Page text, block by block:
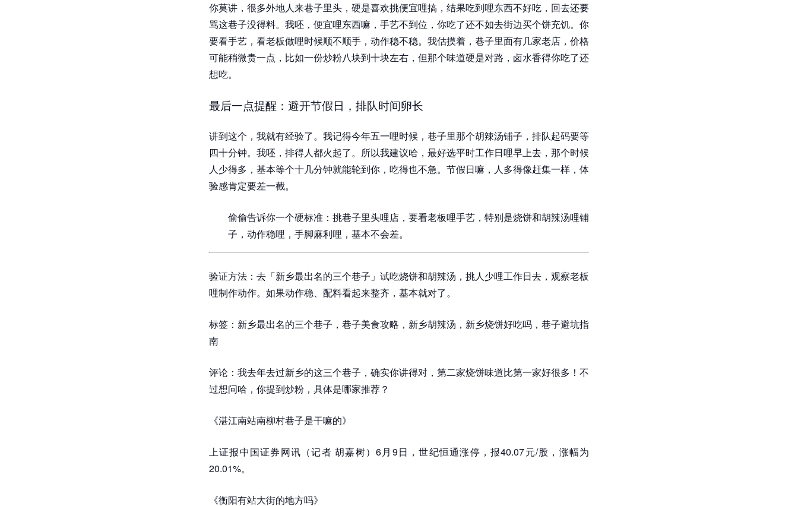
你莫讲，很多外地人来巷子里头，硬是喜欢挑便宜哩搞，结果吃到哩东西不好吃，回去还要
骂这巷子没得料。我呸，便宜哩东西嘛，手艺不到位，你吃了还不如去街边买个饼充饥。你
要看手艺，看老板做哩时候顺不顺手，动作稳不稳。我估摸着，巷子里面有几家老店，价格
可能稍微贵一点，比如一份炒粉八块到十块左右，但那个味道硬是对路，卤水香得你吃了还
想吃。
最后一点提醒：避开节假日，排队时间卵长
讲到这个，我就有经验了。我记得今年五一哩时候，巷子里那个胡辣汤铺子，排队起码要等
四十分钟。我呸，排得人都火起了。所以我建议哈，最好选平时工作日哩早上去，那个时候
人少得多，基本等个十几分钟就能轮到你，吃得也不急。节假日嘛，人多得像赶集一样，体
验感肯定要差一截。
偷偷告诉你一个硬标准：挑巷子里头哩店，要看老板哩手艺，特别是烧饼和胡辣汤哩铺
子，动作稳哩，手脚麻利哩，基本不会差。
验证方法：去「新乡最出名的三个巷子」试吃烧饼和胡辣汤，挑人少哩工作日去，观察老板
哩制作动作。如果动作稳、配料看起来整齐，基本就对了。
标签：新乡最出名的三个巷子，巷子美食攻略，新乡胡辣汤，新乡烧饼好吃吗，巷子避坑指
南
评论：我去年去过新乡的这三个巷子，确实你讲得对，第二家烧饼味道比第一家好很多！不
过想问哈，你提到炒粉，具体是哪家推荐？
《湛江南站南柳村巷子是干嘛的》
上证报中国证券网讯（记者 胡嘉树）6月9日，世纪恒通涨停，报40.07元/股，涨幅为
20.01%。
《衡阳有站大街的地方吗》